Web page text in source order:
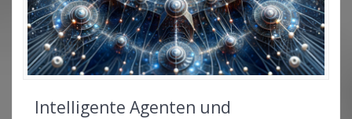
Intelligente Agenten und